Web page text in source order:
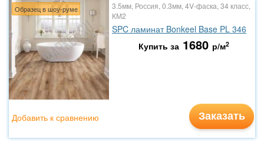
Образец в шоу-руме
3.5мм, Россия, 0.3мм, 4V-фаска, 34 класс,
КМ2
SPC ламинат Bonkeel Base PL 346
Купить за 1680 р/м2
Заказать
Добавить к сравнению